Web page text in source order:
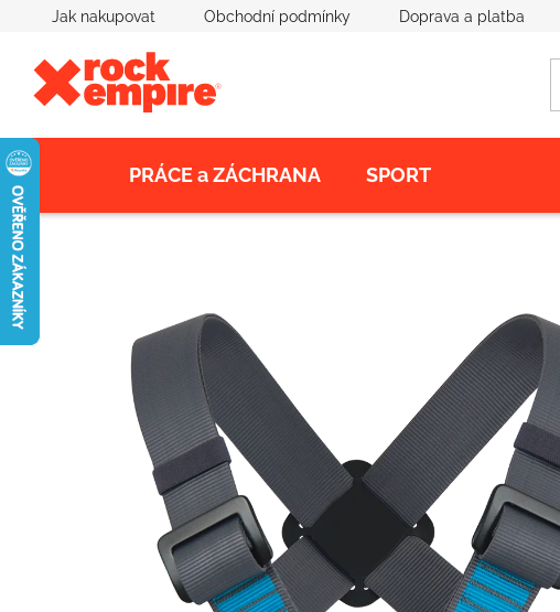
obsah
Jak nakupovat Obchodní podmínky Doprava a platba
PRÁCE a ZÁCHRANA SPORT